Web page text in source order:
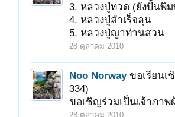
3. หลวงปู่ทวด (ยังปั้นพิม
4. หลวงปู่สำเร็จลุน
5. หลวงปู่ญาท่านสวน
28 ตุลาคม 2010
Noo Norway ขอเรียน
334)
ขอเชิญร่วมเป็นเจ้าภา
28 ตุลาคม 2010